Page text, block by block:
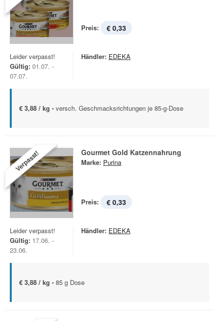
Preis: € 0,33
Leider verpasst!
Gültig: 01.07. -
07.07.
Händler: EDEKA
€ 3,88 / kg - versch. Geschmacksrichtungen je 85-g-Dose
Verpasst! Gourmet Gold Katzennahrung
Marke: Purina
Preis: € 0,33
Leider verpasst!
Gültig: 17.06. -
23.06.
Händler: EDEKA
€ 3,88 / kg - 85 g Dose